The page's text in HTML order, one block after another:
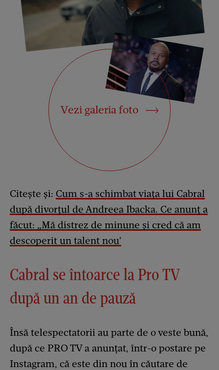
Vezi galeria foto
Citește și: Cum s-a schimbat viața lui Cabral
după divorțul de Andreea Ibacka. Ce anunț a
făcut: „Mă distrez de minune și cred că am
descoperit un talent nou'
Cabral se întoarce la Pro TV
după un an de pauză
Însă telespectatorii au parte de o veste bună,
după ce PRO TV a anunțat, într-o postare pe
Instagram, că este din nou în căutare de